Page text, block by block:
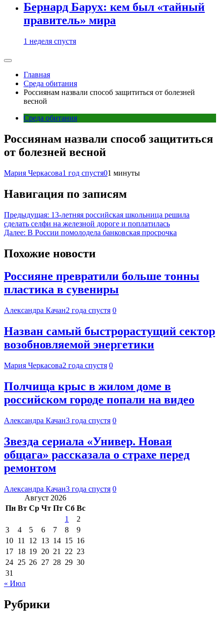
Бернард Барух: кем был «тайный
правитель» мира
1 неделя спустя
Главная
Среда обитания
Россиянам назвали способ защититься от болезней
весной
Среда обитания
Россиянам назвали способ защититься
от болезней весной
Мария Черкасова1 год спустя01 минуты
Навигация по записям
Предыдущая: 13-летняя российская школьница решила
сделать селфи на железной дороге и поплатилась
Далее: В России помолодела банковская просрочка
Похожие новости
Россияне превратили больше тонны
пластика в сувениры
Александра Качан2 года спустя 0
Назван самый быстрорастущий сектор
возобновляемой энергетики
Мария Черкасова2 года спустя 0
Полчища крыс в жилом доме в
российском городе попали на видео
Александра Качан3 года спустя 0
Звезда сериала «Универ. Новая
общага» рассказала о страхе перед
ремонтом
Александра Качан3 года спустя 0
Август 2026
Пн Вт Ср Чт Пт Сб Вс
1
2
3
4 5 6 7 8
9
10 11 12 13 14 15 16
17 18 19 20 21 22 23
24 25 26 27 28 29 30
31
« Июл
Рубрики